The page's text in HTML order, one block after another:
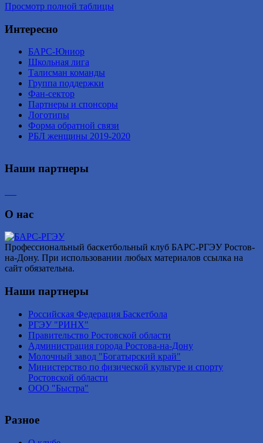
Просмотр полной таблицы
Интересно
БАРС-Юниор
Школьная лига
Талисман команды
Группа поддержки
Фан-сектор
Партнеры и спонсоры
Логотипы
Форма обратной связи
РБЛ женщины 2019-2020
Наши партнеры
О нас
Профессиональный баскетбольный клуб БАРС-РГЭУ Ростов-
на-Дону. При использовании любых материалов ссылка на
сайт обязательна.
Наши партнеры
Российская Федерация Баскетбола
РГЭУ "РИНХ"
Правительство Ростовской области
Администрация города Ростова-на-Дону
Молочный завод "Богатырский край"
Министерство по физической культуре и спорту
Ростовской области
ООО "Быстра"
Разное